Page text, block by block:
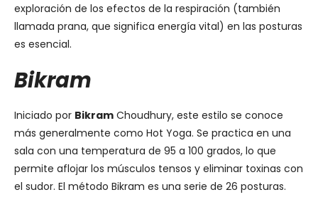
exploración de los efectos de la respiración (también
llamada prana, que significa energía vital) en las posturas
es esencial.
Bikram
Iniciado por Bikram Choudhury, este estilo se conoce
más generalmente como Hot Yoga. Se practica en una
sala con una temperatura de 95 a 100 grados, lo que
permite aflojar los músculos tensos y eliminar toxinas con
el sudor. El método Bikram es una serie de 26 posturas.